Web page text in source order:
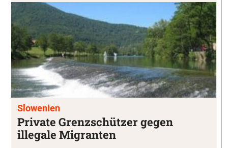
Slowenien
Private Grenzschützer gegen
illegale Migranten